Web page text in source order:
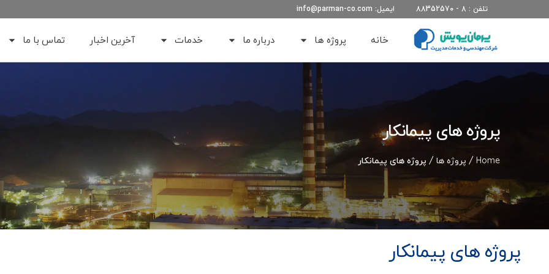
تلفن : 8 - 88352570 ایمیل: info@parman-co.com
خانه پروژه ها درباره ما خدمات آخرین اخبار تماس با ما
پروژه های پیمانکار
Home
/ پروژه ها / پروژه های پیمانکار
پروژه های پیمانکار